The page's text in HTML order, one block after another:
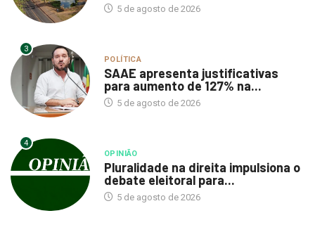
5 de agosto de 2026
3
POLÍTICA
SAAE apresenta justificativas
para aumento de 127% na...
5 de agosto de 2026
4
OPINIÃO
Pluralidade na direita impulsiona o
debate eleitoral para...
5 de agosto de 2026